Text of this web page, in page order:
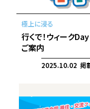
行くで！ウィーク
ご案内
2025.10.02 掲